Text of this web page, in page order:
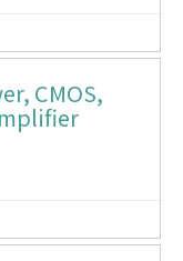
CMOS,